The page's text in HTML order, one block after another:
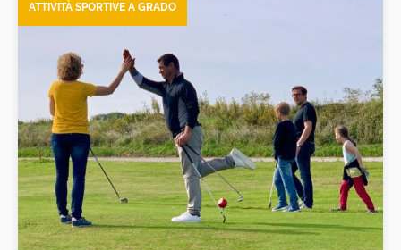
ATTIVITÀ SPORTIVE A GRADO